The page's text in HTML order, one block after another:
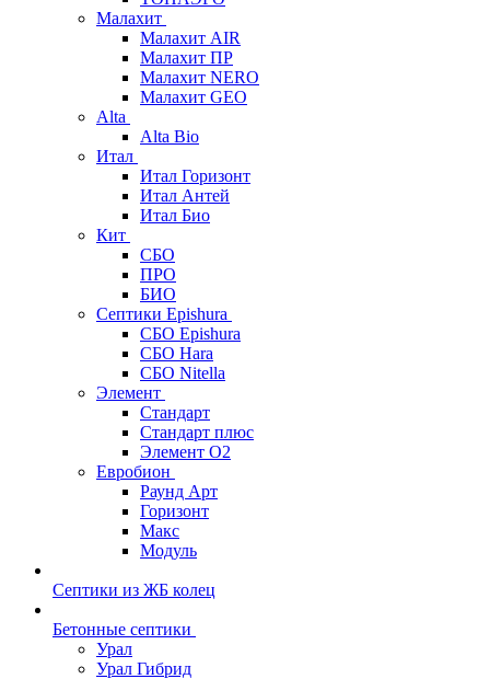
Малахит
Малахит AIR
Малахит ПР
Малахит NERO
Малахит GEO
Alta
Alta Bio
Итал
Итал Горизонт
Итал Антей
Итал Био
Кит
СБО
ПРО
БИО
Септики Epishura
СБО Epishura
СБО Hara
СБО Nitella
Элемент
Стандарт
Стандарт плюс
Элемент О2
Евробион
Раунд Арт
Горизонт
Макс
Модуль
Септики из ЖБ колец
Бетонные септики
Урал
Урал Гибрид